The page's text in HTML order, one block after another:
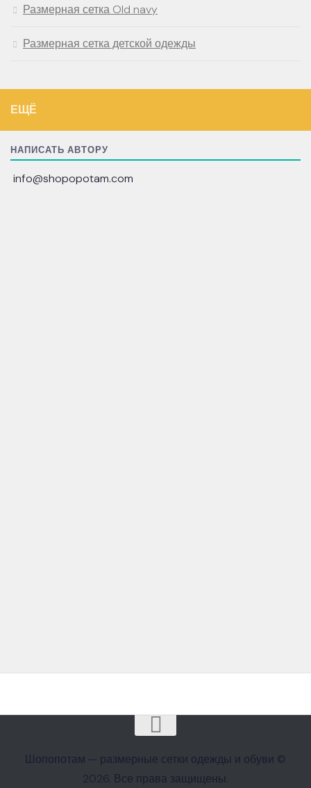
Размерная сетка Old navy
Размерная сетка детской одежды
ЕЩЁ
НАПИСАТЬ АВТОРУ
info@shopopotam.com
Шопопотам — размерные сетки одежды и обуви ©
2026. Все права защищены.